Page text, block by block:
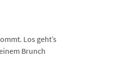
Los geht’s
Brunch